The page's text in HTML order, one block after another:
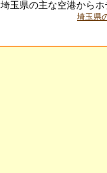
埼玉県の主な空港から
埼玉県